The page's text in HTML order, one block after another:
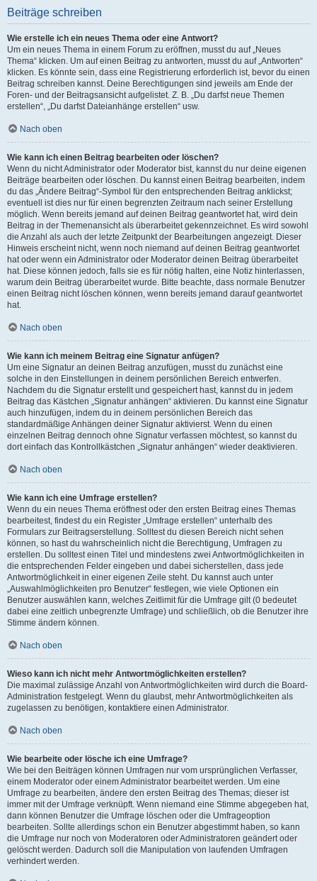
Beiträge schreiben
Wie erstelle ich ein neues Thema oder eine Antwort?
Um ein neues Thema in einem Forum zu eröffnen, musst du auf „Neues
Thema“ klicken. Um auf einen Beitrag zu antworten, musst du auf „Antworten“
klicken. Es könnte sein, dass eine Registrierung erforderlich ist, bevor du einen
Beitrag schreiben kannst. Deine Berechtigungen sind jeweils am Ende der
Foren- und der Beitragsansicht aufgelistet. Z. B. „Du darfst neue Themen
erstellen“, „Du darfst Dateianhänge erstellen“ usw.
Nach oben
Wie kann ich einen Beitrag bearbeiten oder löschen?
Wenn du nicht Administrator oder Moderator bist, kannst du nur deine eigenen
Beiträge bearbeiten oder löschen. Du kannst einen Beitrag bearbeiten, indem
du das „Ändere Beitrag“-Symbol für den entsprechenden Beitrag anklickst;
eventuell ist dies nur für einen begrenzten Zeitraum nach seiner Erstellung
möglich. Wenn bereits jemand auf deinen Beitrag geantwortet hat, wird dein
Beitrag in der Themenansicht als überarbeitet gekennzeichnet. Es wird sowohl
die Anzahl als auch der letzte Zeitpunkt der Bearbeitungen angezeigt. Dieser
Hinweis erscheint nicht, wenn noch niemand auf deinen Beitrag geantwortet
hat oder wenn ein Administrator oder Moderator deinen Beitrag überarbeitet
hat. Diese können jedoch, falls sie es für nötig halten, eine Notiz hinterlassen,
warum dein Beitrag überarbeitet wurde. Bitte beachte, dass normale Benutzer
einen Beitrag nicht löschen können, wenn bereits jemand darauf geantwortet
hat.
Nach oben
Wie kann ich meinem Beitrag eine Signatur anfügen?
Um eine Signatur an deinen Beitrag anzufügen, musst du zunächst eine
solche in den Einstellungen in deinem persönlichen Bereich entwerfen.
Nachdem du die Signatur erstellt und gespeichert hast, kannst du in jedem
Beitrag das Kästchen „Signatur anhängen“ aktivieren. Du kannst eine Signatur
auch hinzufügen, indem du in deinem persönlichen Bereich das
standardmäßige Anhängen deiner Signatur aktivierst. Wenn du einen
einzelnen Beitrag dennoch ohne Signatur verfassen möchtest, so kannst du
dort einfach das Kontrollkästchen „Signatur anhängen“ wieder deaktivieren.
Nach oben
Wie kann ich eine Umfrage erstellen?
Wenn du ein neues Thema eröffnest oder den ersten Beitrag eines Themas
bearbeitest, findest du ein Register „Umfrage erstellen“ unterhalb des
Formulars zur Beitragserstellung. Solltest du diesen Bereich nicht sehen
können, so hast du wahrscheinlich nicht die Berechtigung, Umfragen zu
erstellen. Du solltest einen Titel und mindestens zwei Antwortmöglichkeiten in
die entsprechenden Felder eingeben und dabei sicherstellen, dass jede
Antwortmöglichkeit in einer eigenen Zeile steht. Du kannst auch unter
„Auswahlmöglichkeiten pro Benutzer“ festlegen, wie viele Optionen ein
Benutzer auswählen kann, welches Zeitlimit für die Umfrage gilt (0 bedeutet
dabei eine zeitlich unbegrenzte Umfrage) und schließlich, ob die Benutzer ihre
Stimme ändern können.
Nach oben
Wieso kann ich nicht mehr Antwortmöglichkeiten erstellen?
Die maximal zulässige Anzahl von Antwortmöglichkeiten wird durch die Board-
Administration festgelegt. Wenn du glaubst, mehr Antwortmöglichkeiten als
zugelassen zu benötigen, kontaktiere einen Administrator.
Nach oben
Wie bearbeite oder lösche ich eine Umfrage?
Wie bei den Beiträgen können Umfragen nur vom ursprünglichen Verfasser,
einem Moderator oder einem Administrator bearbeitet werden. Um eine
Umfrage zu bearbeiten, ändere den ersten Beitrag des Themas; dieser ist
immer mit der Umfrage verknüpft. Wenn niemand eine Stimme abgegeben hat,
dann können Benutzer die Umfrage löschen oder die Umfrageoption
bearbeiten. Sollte allerdings schon ein Benutzer abgestimmt haben, so kann
die Umfrage nur noch von Moderatoren oder Administratoren geändert oder
gelöscht werden. Dadurch soll die Manipulation von laufenden Umfragen
verhindert werden.